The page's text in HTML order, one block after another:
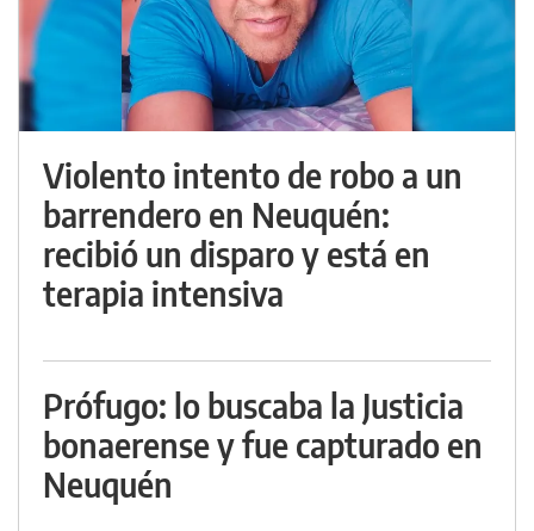
Violento intento de robo a un
barrendero en Neuquén:
recibió un disparo y está en
terapia intensiva
Prófugo: lo buscaba la Justicia
bonaerense y fue capturado en
Neuquén